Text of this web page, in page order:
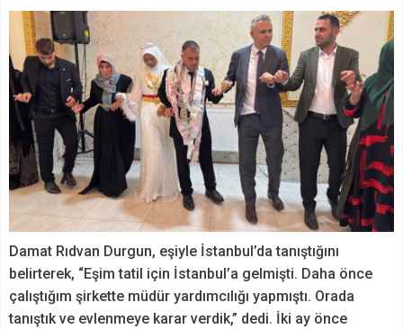
Damat Rıdvan Durgun, eşiyle İstanbul’da tanıştığını
belirterek, “Eşim tatil için İstanbul’a gelmişti. Daha önce
çalıştığım şirkette müdür yardımcılığı yapmıştı. Orada
tanıştık ve evlenmeye karar verdik,” dedi. İki ay önce